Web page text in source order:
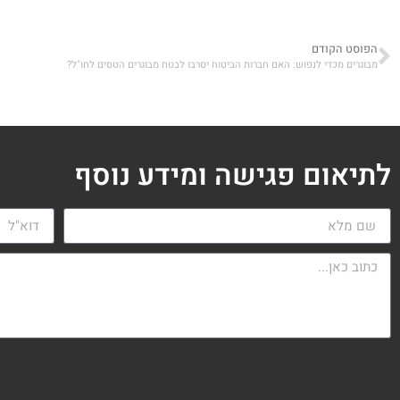
הפוסט הקודם
מבוגרים מכדי לנפוש: האם חברות הביטוח יסרבו לבטח מבוגרים הטסים לחו"ל?
לתיאום פגישה ומידע נוסף